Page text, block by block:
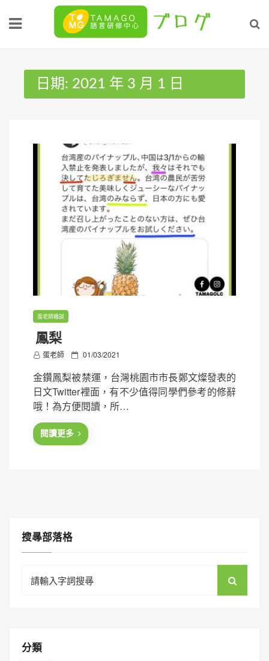
日期: 2021 年 3 月 1 日
蛋老師雜談
鳳梨
蛋老師
P
s
t
e
d
01/03/2021
金鑽鳳梨被禁運，台灣桃園市市長鄭文燦發表的
日文Twitter裡面，有不少值得同學們參考的修辭
哦！為方便閱讀，所…
閱讀更多
搜㝷部落格
for:
分類